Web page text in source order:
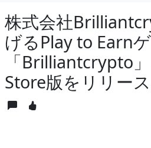
株式会社
げるPlay to Earn
「Brilliantcrypto
Store版をリリース